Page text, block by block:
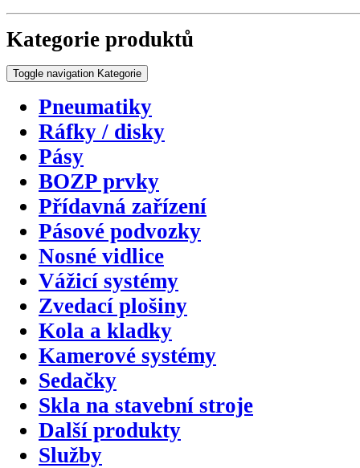
Kategorie produktů
Toggle navigation Kategorie
Pneumatiky
Ráfky / disky
Pásy
BOZP prvky
Přídavná zařízení
Pásové podvozky
Nosné vidlice
Vážicí systémy
Zvedací plošiny
Kola a kladky
Kamerové systémy
Sedačky
Skla na stavební stroje
Další produkty
Služby